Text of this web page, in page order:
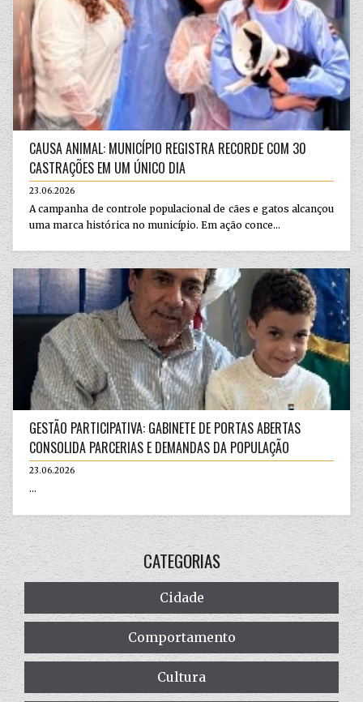
CAUSA ANIMAL: MUNICÍPIO REGISTRA RECORDE COM 30
CASTRAÇÕES EM UM ÚNICO DIA
23.06.2026
A campanha de controle populacional de cães e gatos alcançou
uma marca histórica no município. Em ação conce...
GESTÃO PARTICIPATIVA: GABINETE DE PORTAS ABERTAS
CONSOLIDA PARCERIAS E DEMANDAS DA POPULAÇÃO
23.06.2026
...
CATEGORIAS
Cidade
Comportamento
Cultura